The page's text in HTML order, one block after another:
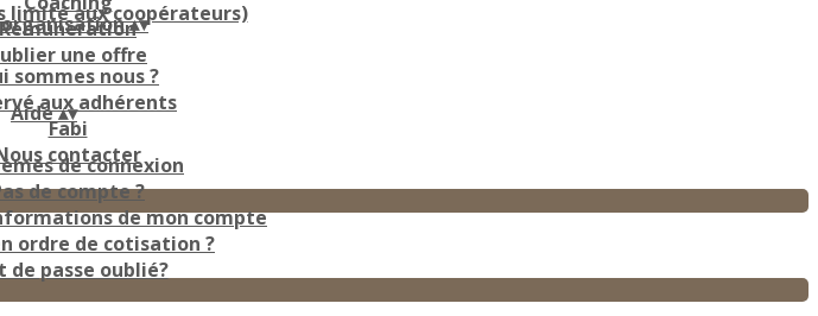
Rémunération
une offre
limité aux coopérateurs)
▴▾
sommes nous ?
aux adhérents
Fabi
contacter
Aide▴▾
de connexion
de compte ?
de mon compte
ordre de cotisation ?
de passe oublié?